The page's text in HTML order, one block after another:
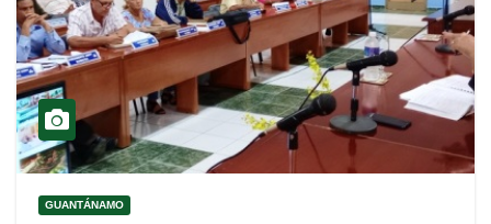
GUANTÁNAMO